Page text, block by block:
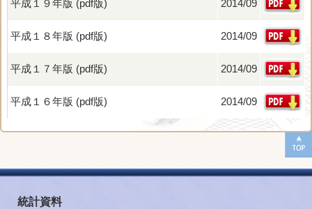
平成１９年版 (pdf版) 2014/09
平成１８年版 (pdf版) 2014/09
平成１７年版 (pdf版) 2014/09
平成１６年版 (pdf版) 2014/09
統計資料